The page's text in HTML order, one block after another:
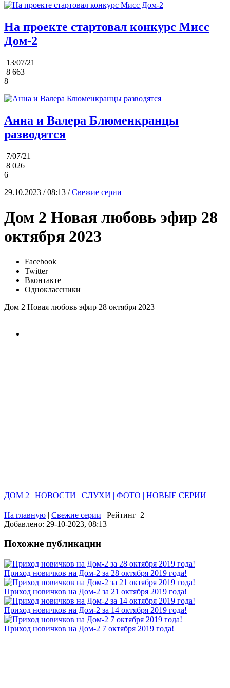
На проекте стартовал конкурс Мисс
Дом-2
13/07/21
8 663
8
Анна и Валера Блюменкранцы
разводятся
7/07/21
8 026
6
29.10.2023 / 08:13 /Свежие серии
Дом 2 Новая любовь эфир 28
октября 2023
Facebook
Twitter
Вконтакте
Одноклассники
Дом 2 Новая любовь эфир 28 октября 2023
ДОМ 2 | НОВОСТИ | СЛУХИ | ФОТО | НОВЫЕ СЕРИИ
На главную | Свежие серии | Рейтинг 2
Добавлено: 29-10-2023, 08:13
Похожие публикации
Приход новичков на Дом-2 за 28 октября 2019 года!
Приход новичков на Дом-2 за 21 октября 2019 года!
Приход новичков на Дом-2 за 14 октября 2019 года!
Приход новичков на Дом-2 7 октября 2019 года!